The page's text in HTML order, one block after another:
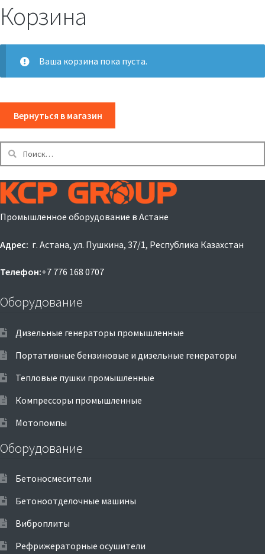
Корзина
Ваша корзина пока пуста.
Вернуться в магазин
Найти:
Промышленное оборудование в Астане
Адрес: г. Астана, ул. Пушкина, 37/1, Республика Казахстан
Телефон:+7 776 168 0707
Оборудование
Дизельные генераторы промышленные
Портативные бензиновые и дизельные генераторы
Тепловые пушки промышленные
Компрессоры промышленные
Мотопомпы
Оборудование
Бетоносмесители
Бетоноотделочные машины
Виброплиты
Рефрижераторные осушители